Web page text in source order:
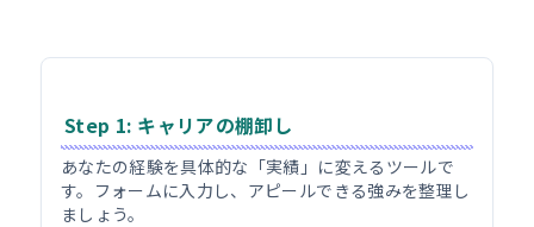
Step 1: キャリアの棚卸し
あなたの経験を具体的な「実績」に変えるツールで
す。フォームに入力し、アピールできる強みを整理し
ましょう。